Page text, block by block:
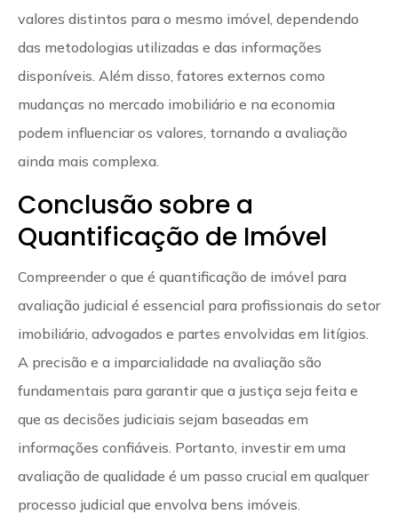
valores distintos para o mesmo imóvel, dependendo
das metodologias utilizadas e das informações
disponíveis. Além disso, fatores externos como
mudanças no mercado imobiliário e na economia
podem influenciar os valores, tornando a avaliação
ainda mais complexa.
Conclusão sobre a
Quantificação de Imóvel
Compreender o que é quantificação de imóvel para
avaliação judicial é essencial para profissionais do setor
imobiliário, advogados e partes envolvidas em litígios.
A precisão e a imparcialidade na avaliação são
fundamentais para garantir que a justiça seja feita e
que as decisões judiciais sejam baseadas em
informações confiáveis. Portanto, investir em uma
avaliação de qualidade é um passo crucial em qualquer
processo judicial que envolva bens imóveis.